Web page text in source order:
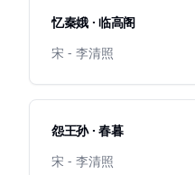
忆秦娥 · 临高阁
宋 - 李清照
怨王孙 · 春暮
宋 - 李清照